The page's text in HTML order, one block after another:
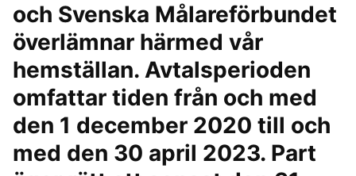
och Svenska Målareförbundet
överlämnar härmed vår
hemställan. Avtalsperioden
omfattar tiden från och med
den 1 december 2020 till och
med den 30 april 2023. Part